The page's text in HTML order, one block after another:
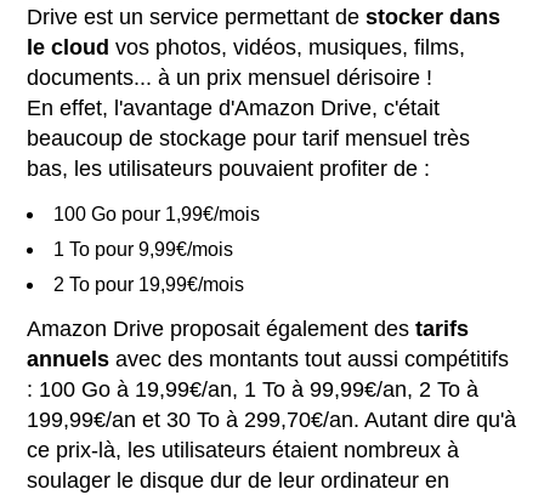
Drive est un service permettant destocker dans
le cloud vos photos, vidéos, musiques, films,
documents... à un prix mensuel dérisoire !
En effet, l'avantage d'Amazon Drive, c'était
beaucoup de stockage pour tarif mensuel très
bas, les utilisateurs pouvaient profiter de :
100 Go pour 1,99€/mois
1 To pour 9,99€/mois
2 To pour 19,99€/mois
Amazon Drive proposait également destarifs
annuels avec des montants tout aussi compétitifs
: 100 Go à 19,99€/an, 1 To à 99,99€/an, 2 To à
199,99€/an et 30 To à 299,70€/an. Autant dire qu'à
ce prix-là, les utilisateurs étaient nombreux à
soulager le disque dur de leur ordinateur en